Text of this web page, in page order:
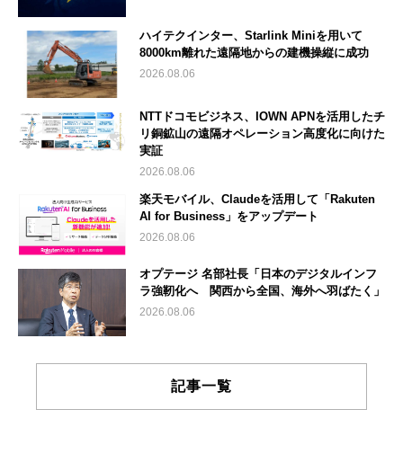
ハイテクインター、Starlink Miniを用いて
8000km離れた遠隔地からの建機操縦に成功
2026.08.06
NTTドコモビジネス、IOWN APNを活用したチ
リ銅鉱山の遠隔オペレーション高度化に向けた
実証
2026.08.06
楽天モバイル、Claudeを活用して「Rakuten
AI for Business」をアップデート
2026.08.06
オプテージ 名部社長「日本のデジタルインフ
ラ強靭化へ 関西から全国、海外へ羽ばたく」
2026.08.06
記事一覧